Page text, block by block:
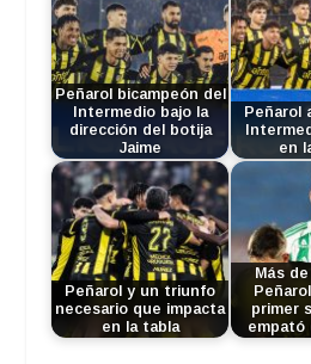
Peñarol bicampeón del
Intermedio bajo la
dirección del botija
Jaime
Peñarol
en
Peñarol y un triunfo
necesario que impacta
en la tabla
Más
primer
empató